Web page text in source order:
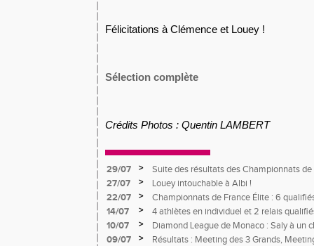
Félicitations à Clémence et Louey !
Sélection complète
Crédits Photos : Quentin LAMBERT
29/07 >
Suite des résultats des Championnats de
27/07
>
Louey intouchable à Albi !
22/07
>
Championnats de France Élite : 6
14/07
>
4 athlètes en individuel et 2 relais
France Avenir
10/07 >
Diamond League de Monaco : Saly à un
meneur d'allure pour un record du monde
09/07 >
Résultats : Meeting des 3 Grands,